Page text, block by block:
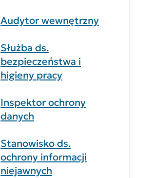
Audytor wewnętrzny
Służba ds.
bezpieczeństwa i
higieny pracy
Inspektor ochrony
danych
Stanowisko ds.
ochrony informacji
niejawnych